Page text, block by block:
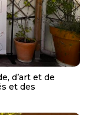
d’art et de
et des